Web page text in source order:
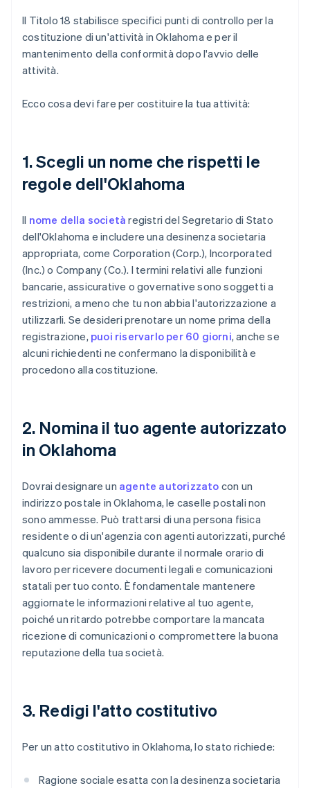
Il Titolo 18 stabilisce specifici punti di controllo per la
costituzione di un'attività in Oklahoma e per il
mantenimento della conformità dopo l'avvio delle
attività.
Ecco cosa devi fare per costituire la tua attività:
1. Scegli un nome che rispetti le
regole dell'Oklahoma
Il nome della società registri del Segretario di Stato
dell'Oklahoma e includere una desinenza societaria
appropriata, come Corporation (Corp.), Incorporated
(Inc.) o Company (Co.). I termini relativi alle funzioni
bancarie, assicurative o governative sono soggetti a
restrizioni, a meno che tu non abbia l'autorizzazione a
utilizzarli. Se desideri prenotare un nome prima della
registrazione, puoi riservarlo per 60 giorni, anche se
alcuni richiedenti ne confermano la disponibilità e
procedono alla costituzione.
2. Nomina il tuo agente autorizzato
in Oklahoma
Dovrai designare un agente autorizzato con un
indirizzo postale in Oklahoma, le caselle postali non
sono ammesse. Può trattarsi di una persona fisica
residente o di un'agenzia con agenti autorizzati, purché
qualcuno sia disponibile durante il normale orario di
lavoro per ricevere documenti legali e comunicazioni
statali per tuo conto. È fondamentale mantenere
aggiornate le informazioni relative al tuo agente,
poiché un ritardo potrebbe comportare la mancata
ricezione di comunicazioni o compromettere la buona
reputazione della tua società.
3. Redigi l'atto costitutivo
Per un atto costitutivo in Oklahoma, lo stato richiede:
Ragione sociale esatta con la desinenza societaria